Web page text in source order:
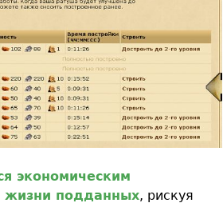
экономическим
жизни подданных, рискуя